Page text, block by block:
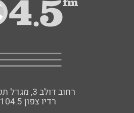
רחוב דולב 3, מגדל תפן, ת.ד 56
FM רדיו צפון 104.5